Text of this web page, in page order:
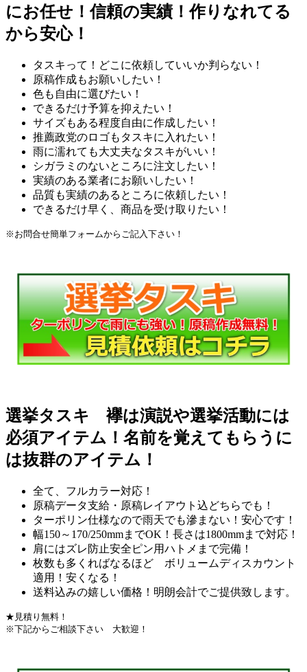
にお任せ！信頼の実績！作りなれてる
から安心！
タスキって！どこに依頼していいか判らない！
原稿作成もお願いしたい！
色も自由に選びたい！
できるだけ予算を抑えたい！
サイズもある程度自由に作成したい！
推薦政党のロゴもタスキに入れたい！
雨に濡れても大丈夫なタスキがいい！
シガラミのないところに注文したい！
実績のある業者にお願いしたい！
品質も実績のあるところに依頼したい！
できるだけ早く、商品を受け取りたい！
※お問合せ簡単フォームからご記入下さい！
選挙タスキ 襷は演説や選挙活動には
必須アイテム！名前を覚えてもらうに
は抜群のアイテム！
全て、フルカラー対応！
原稿データ支給・原稿レイアウト込どちらでも！
ターポリン仕様なので雨天でも滲まない！安心です！
幅150～170/250mmまでOK！長さは1800mmまで対応！
肩にはズレ防止安全ピン用ハトメまで完備！
枚数も多くればなるほど ボリュームディスカウント
適用！安くなる！
送料込みの嬉しい価格！明朗会計でご提供致します。
★見積り無料！
※下記からご相談下さい 大歓迎！